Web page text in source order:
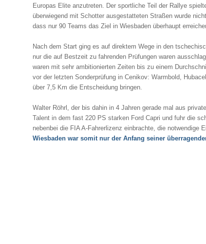
Europas Elite anzutreten. Der sportliche Teil der Rallye
überwiegend mit Schotter ausgestatteten Straßen wurde
dass nur 90 Teams das Ziel in Wiesbaden überhaupt
Nach dem Start ging es auf direktem Wege in den
nur die auf Bestzeit zu fahrenden Prüfungen waren
waren mit sehr ambitionierten Zeiten bis zu einem
vor der letzten Sonderprüfung in Cenikov: Warmbold,
über 7,5 Km die Entscheidung bringen.
Walter Röhrl, der bis dahin in 4 Jahren gerade mal aus
Talent in dem fast 220 PS starken Ford Capri und fuhr die
nebenbei die FIA A-Fahrerlizenz einbrachte, die notwendige
Wiesbaden war somit nur der Anfang seiner